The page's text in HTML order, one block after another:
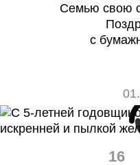
Семью свою
с
16